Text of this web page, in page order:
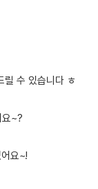
릴 수 있습니다 ㅎ
요~?
요~!